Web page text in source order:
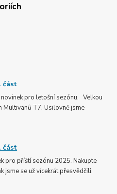
část
pro letošní sezónu. Velkou
Multivanů T7. Usilovně jsme
část
pro příští sezónu 2025. Nakupte
jsme se už vícekrát přesvědčili,